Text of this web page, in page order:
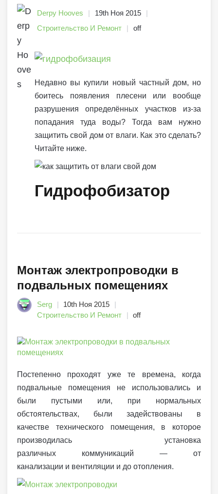
Derpy Hooves
19th Ноя 2015
Строительство И Ремонт
off
Недавно вы купили новый частный дом, но
боитесь появления плесени или вообще
разрушения определённых участков из-за
попадания туда воды? Тогда вам нужно
защитить свой дом от влаги. Как это сделать?
Читайте ниже.
Гидрофобизатор
Монтаж электропроводки в
подвальных помещениях
Serg
10th Ноя 2015
Строительство И Ремонт
off
Постепенно проходят уже те времена, когда
подвальные помещения не использовались и
были пустыми или, при нормальных
обстоятельствах, были задействованы в
качестве технического помещения, в которое
производилась установка
различных коммуникаций — от
канализации и вентиляции и до отопления.